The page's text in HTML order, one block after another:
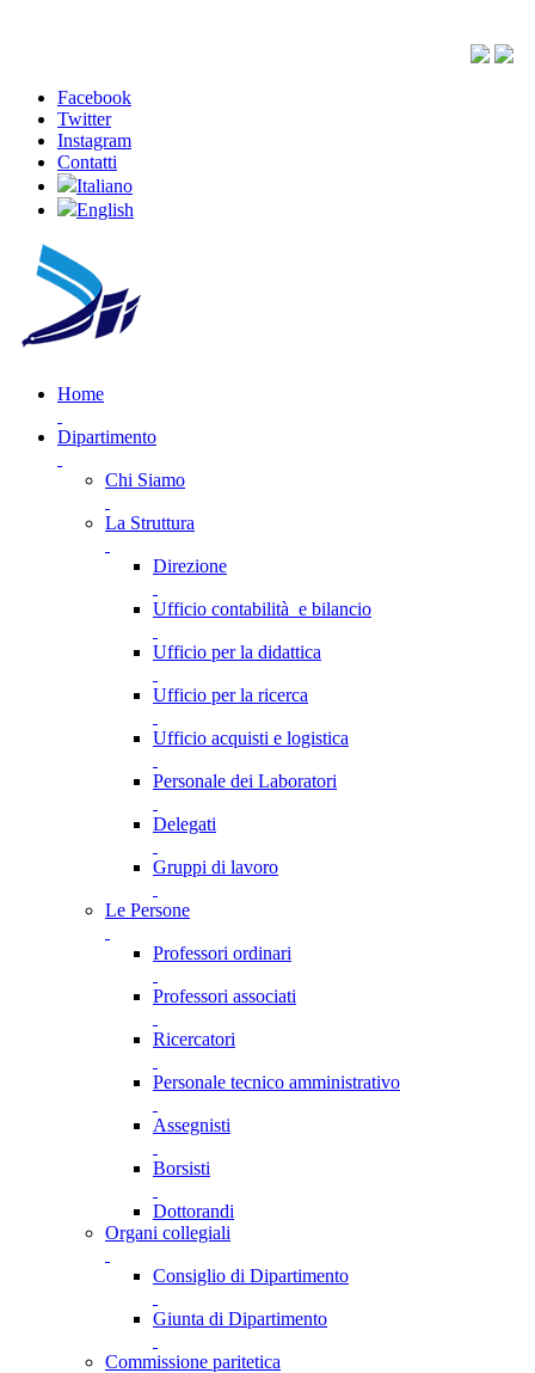
Facebook
Twitter
Instagram
Contatti
Italiano
English
Home
Dipartimento
Chi Siamo
La Struttura
Direzione
Ufficio contabilità e bilancio
Ufficio per la didattica
Ufficio per la ricerca
Ufficio acquisti e logistica
Personale dei Laboratori
Delegati
Gruppi di lavoro
Le Persone
Professori ordinari
Professori associati
Ricercatori
Personale tecnico amministrativo
Assegnisti
Borsisti
Dottorandi
Organi collegiali
Consiglio di Dipartimento
Giunta di Dipartimento
Commissione paritetica